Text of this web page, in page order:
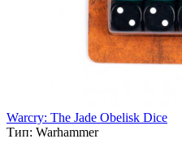
Warcry: The Jade Obelisk Dice
Тип: Warhammer